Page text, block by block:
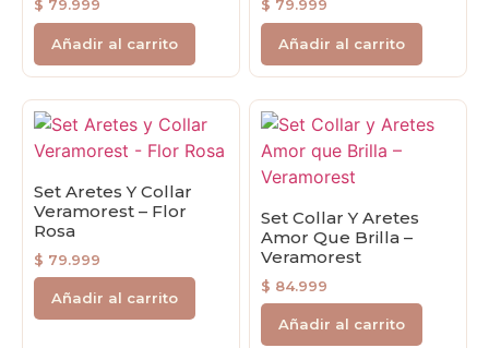
$ 79.999
Añadir al carrito
$ 79.999
Añadir al carrito
Set Aretes Y Collar
Veramorest – Flor
Rosa
$ 79.999
Añadir al carrito
Set Collar Y Aretes
Amor Que Brilla –
Veramorest
$ 84.999
Añadir al carrito